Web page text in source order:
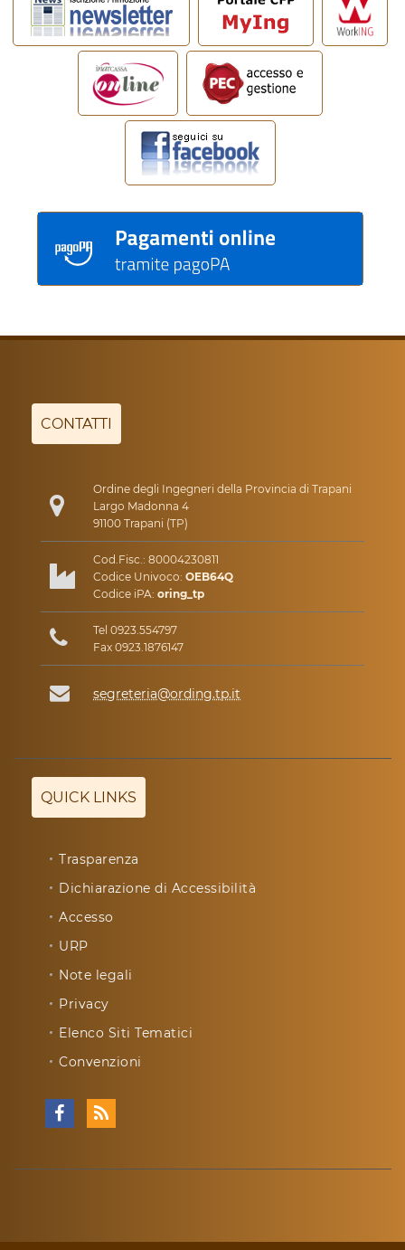
CONTATTI
Ordine degli Ingegneri della Provincia di Trapani
Largo Madonna 4
91100 Trapani (TP)
Cod.Fisc.: 80004230811
Codice Univoco: OEB64Q
Codice iPA: oring_tp
Tel 0923.554797
Fax 0923.1876147
segreteria@ording.tp.it
QUICK LINKS
Trasparenza
Dichiarazione di Accessibilità
Accesso
URP
Note legali
Privacy
Elenco Siti Tematici
Convenzioni